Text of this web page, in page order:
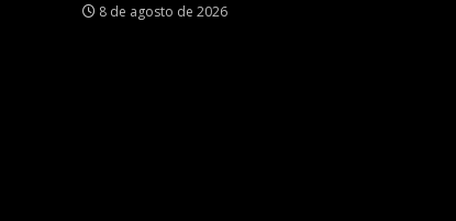
8 de agosto de 2026